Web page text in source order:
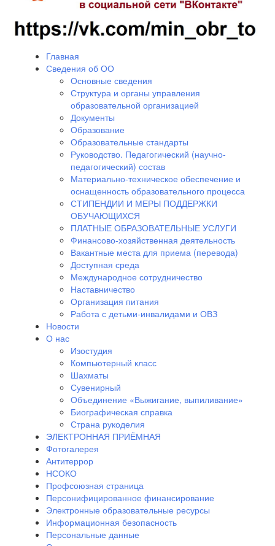
Главная
Сведения об ОО
Основные сведения
Структура и органы управления
образовательной организацией
Документы
Образование
Образовательные стандарты
Руководство. Педагогический (научно-
педагогический) состав
Материально-техническое обеспечение и
оснащенность образовательного процесса
СТИПЕНДИИ И МЕРЫ ПОДДЕРЖКИ
ОБУЧАЮЩИХСЯ
ПЛАТНЫЕ ОБРАЗОВАТЕЛЬНЫЕ УСЛУГИ
Финансово-хозяйственная деятельность
Вакантные места для приема (перевода)
Доступная среда
Международное сотрудничество
Наставничество
Организация питания
Работа с детьми-инвалидами и ОВЗ
Новости
О нас
Изостудия
Компьютерный класс
Шахматы
Сувенирный
Объединение «Выжигание, выпиливание»
Биографическая справка
Страна рукоделия
ЭЛЕКТРОННАЯ ПРИЁМНАЯ
Фотогалерея
Антитеррор
НСОКО
Профсоюзная страница
Персонифицированное финансирование
Электронные образовательные ресурсы
Информационная безопасность
Персональные данные